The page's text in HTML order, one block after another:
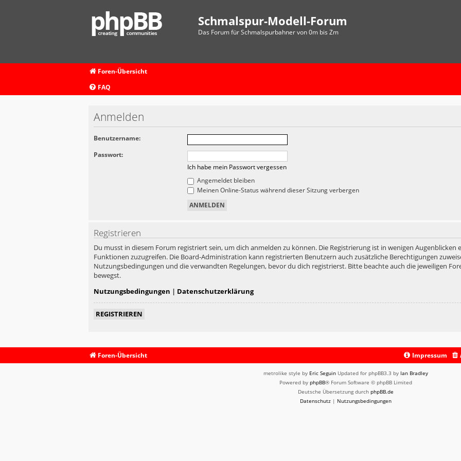
Schmalspur-Modell-Forum
Das Forum für Schmalspurbahner von 0m bis Zm
Foren-Übersicht
FAQ
Anmelden
Benutzername:
Passwort:
Ich habe mein Passwort vergessen
Angemeldet bleiben
Meinen Online-Status während dieser Sitzung verbergen
Registrieren
Du musst in diesem Forum registriert sein, um dich anmelden zu können. Die Registrierung ist in wenigen
Funktionen zuzugreifen. Die Board-Administration kann registrierten Benutzern auch zusätzliche Berechtigungen
Nutzungsbedingungen und die verwandten Regelungen, bevor du dich registrierst. Bitte beachte auch die jeweiligen
bewegst.
Nutzungsbedingungen | Datenschutzerklärung
REGISTRIEREN
Foren-Übersicht Impressum
metrolike style by Eric Seguin Updated for phpBB3.3 by Ian Bradley
Powered by phpBB® Forum Software © phpBB Limited
Deutsche Übersetzung durch phpBB.de
Datenschutz | Nutzungsbedingungen